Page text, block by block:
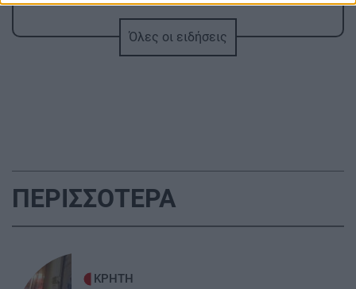
μας αυτονομία"
GOSSIP - LIFESTYLE
δύο παιδιά τους πάνω στο γιοτ
Όλες οι ειδήσεις
ΠΕΡΙΣΣΟΤΕΡΑ
ΚΡΗΤΗ